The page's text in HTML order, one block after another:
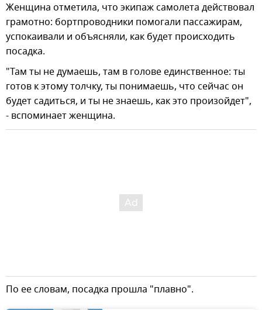
Женщина отметила, что экипаж самолета действовал
грамотно: бортпроводники помогали пассажирам,
успокаивали и объясняли, как будет происходить
посадка.
"Там ты не думаешь, там в голове единственное: ты
готов к этому толчку, ты понимаешь, что сейчас он
будет садиться, и ты не знаешь, как это произойдет",
- вспоминает женщина.
По ее словам, посадка прошла "плавно".